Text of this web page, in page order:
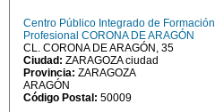
Centro Público Integrado de Formación
Profesional CORONA DE ARAGÓN
CL. CORONA DE ARAGÓN, 35
Ciudad: ZARAGOZA ciudad
Provincia: ZARAGOZA
ARAGÓN
Código Postal: 50009